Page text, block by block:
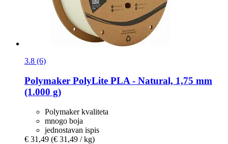
3.8 (6)
Polymaker PolyLite PLA -​ Natural, 1,75 mm
(1.000 g)
Polymaker kvaliteta
mnogo boja
jednostavan ispis
€ 31,49 (€ 31,49 / kg)